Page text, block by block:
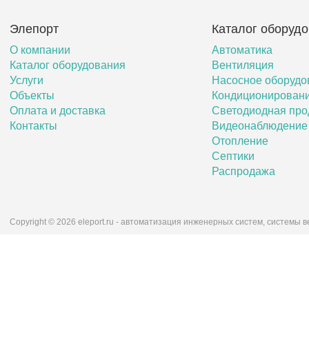
Элепорт
О компании
Каталог оборудования
Услуги
Объекты
Оплата и доставка
Контакты
Каталог
Автоматика
Вентиляция
Насосное
Светодиодная
Видеонаблюдение
Отопление
Септики
Распродажа
Copyright © 2026 eleport.ru - автоматизация инженерных систем, системы